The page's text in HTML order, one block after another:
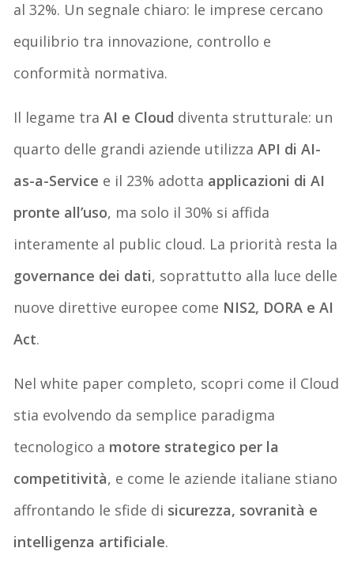
al 32%. Un segnale chiaro: le imprese cercano
equilibrio tra innovazione, controllo e
conformità normativa.
Il legame traAI e Cloud diventa strutturale: un
quarto delle grandi aziende utilizzaAPI di AI-
as-a-Service e il 23% adotta applicazioni di AI
pronte all’uso, ma solo il 30% si affida
interamente al public cloud. La priorità resta la
governance dei dati, soprattutto alla luce delle
nuove direttive europee come NIS2, DORA e AI
Act.
Nel white paper completo, scopri come il Cloud
stia evolvendo da semplice paradigma
tecnologico a motore strategico per la
competitività, e come le aziende italiane stiano
affrontando le sfide di sicurezza, sovranità e
intelligenza artificiale.